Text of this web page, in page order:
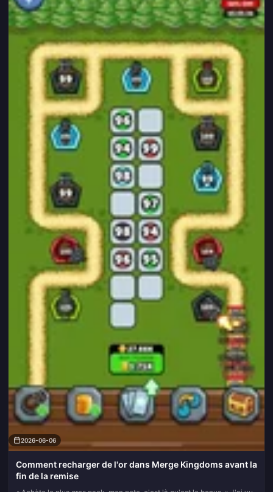
2026-06-06
Comment recharger de l'or dans Merge Kingdoms avant la
fin de la remise